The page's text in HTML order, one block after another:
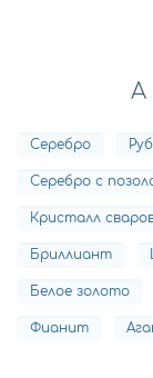
А
Серебро
Серебро с
Кристалл
Бриллиант
Белое золото
Фианит